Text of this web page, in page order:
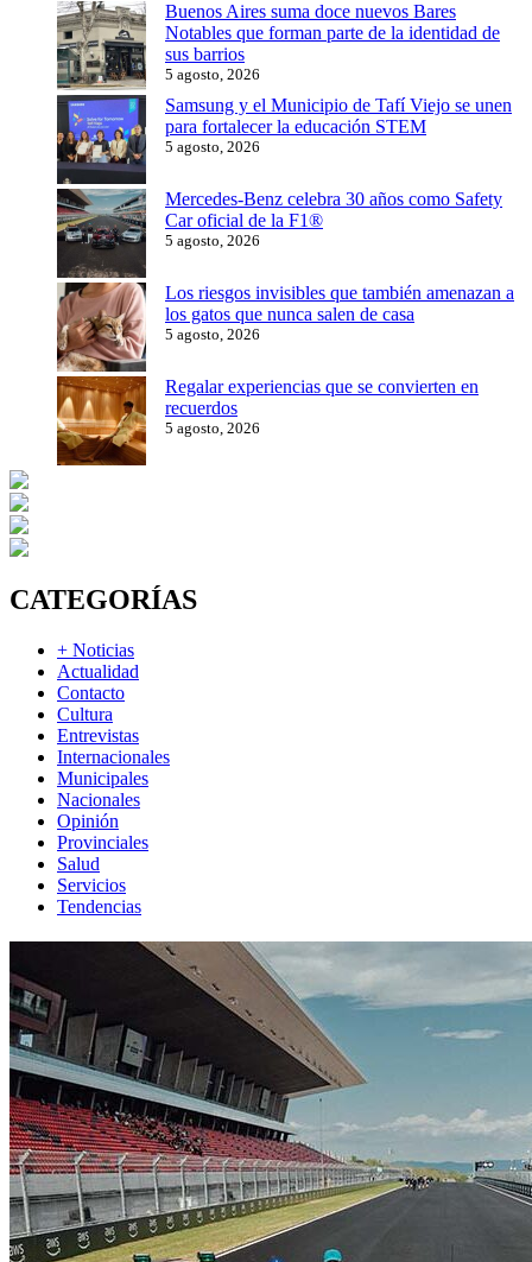
Buenos Aires suma doce nuevos Bares
Notables que forman parte de la identidad de
sus barrios
5 agosto, 2026
Samsung y el Municipio de Tafí Viejo se unen
para fortalecer la educación STEM
5 agosto, 2026
Mercedes-Benz celebra 30 años como Safety
Car oficial de la F1®
5 agosto, 2026
Los riesgos invisibles que también amenazan a
los gatos que nunca salen de casa
5 agosto, 2026
Regalar experiencias que se convierten en
recuerdos
5 agosto, 2026
CATEGORÍAS
+ Noticias
Actualidad
Contacto
Cultura
Entrevistas
Internacionales
Municipales
Nacionales
Opinión
Provinciales
Salud
Servicios
Tendencias